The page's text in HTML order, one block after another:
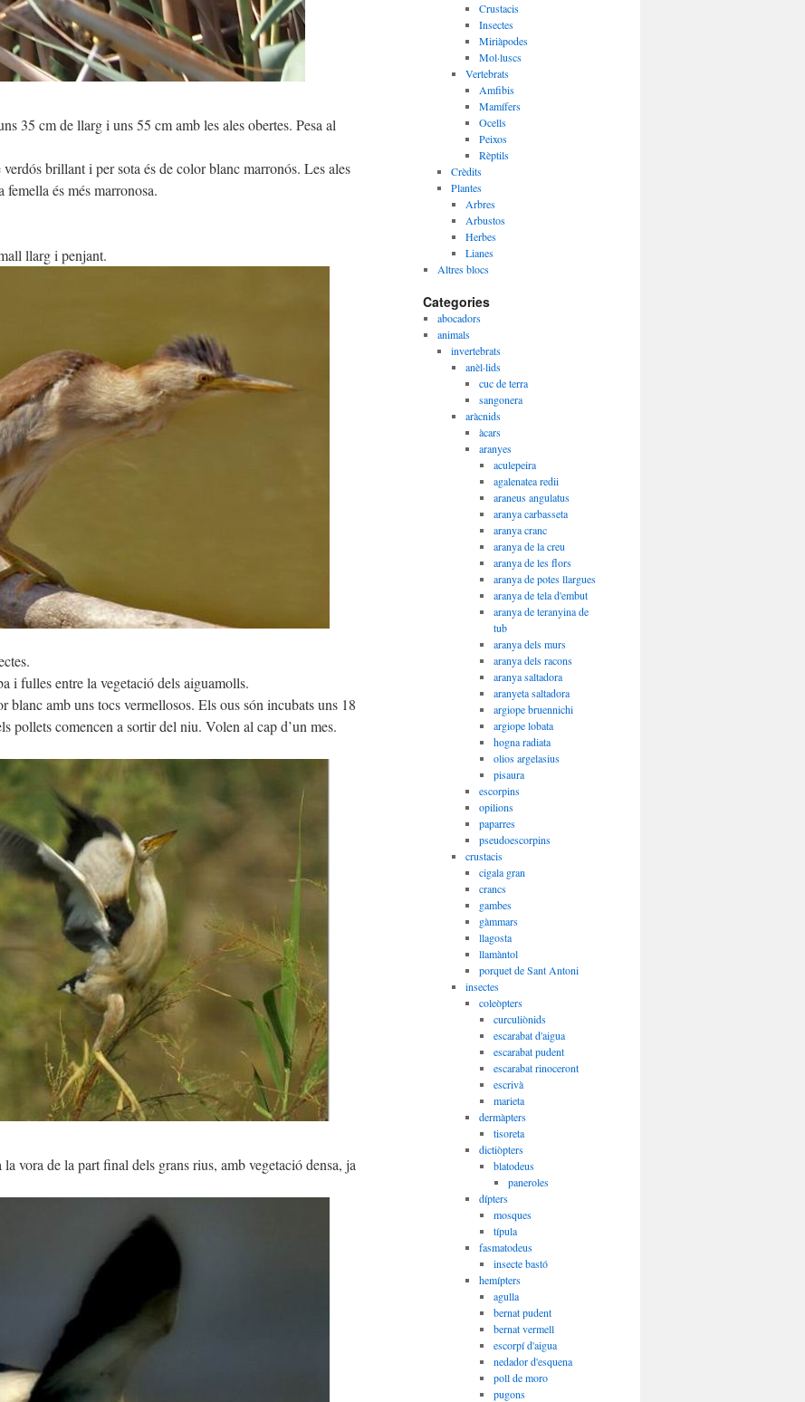
35 cm de llarg i uns 55 cm amb les ales obertes. Pesa al
brillant i per sota és de color blanc marronós. Les ales
és més marronosa.
llarg i penjant.
i fulles entre la vegetació dels aiguamolls.
blanc amb uns tocs vermellosos. Els ous són incubats uns 18
pollets comencen a sortir del niu. Volen al cap d’un mes.
vora de la part final dels grans rius, amb vegetació densa, ja
Crustacis
Insectes
Miriàpodes
Mol·luscs
Vertebrats
Amfibis
Mamífers
Ocells
Peixos
Rèptils
Crèdits
Plantes
Arbres
Arbustos
Herbes
Lianes
Altres blocs
Categories
abocadors
animals
invertebrats
anèl·lids
cuc de terra
sangonera
aràcnids
àcars
aranyes
aculepeira
agalenatea redii
araneus angulatus
aranya carbasseta
aranya cranc
aranya de la creu
aranya de les flors
aranya de potes llargues
aranya de tela d'embut
aranya de teranyina de
tub
aranya dels murs
aranya dels racons
aranya saltadora
aranyeta saltadora
argiope bruennichi
argiope lobata
hogna radiata
olios argelasius
pisaura
escorpins
opilions
paparres
pseudoescorpins
crustacis
cigala gran
crancs
gambes
gàmmars
llagosta
llamàntol
porquet de Sant Antoni
insectes
coleòpters
curculiònids
escarabat d'aigua
escarabat pudent
escarabat rinoceront
escrivà
marieta
dermàpters
tisoreta
dictiòpters
blatodeus
paneroles
dípters
mosques
típula
fasmatodeus
insecte bastó
hemípters
agulla
bernat pudent
bernat vermell
escorpí d'aigua
nedador d'esquena
poll de moro
pugons